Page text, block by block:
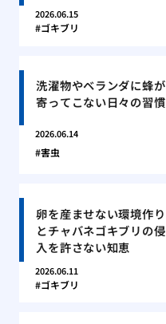
2026.06.15
ゴキブリ
洗濯物やベランダに蜂が
寄ってこない日々の習慣
2026.06.14
害虫
卵を産ませない環境作り
とチャバネゴキブリの侵
入を許さない知恵
2026.06.11
ゴキブリ